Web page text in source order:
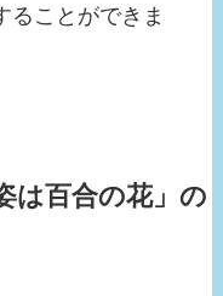
ることができま
は百合の花」の